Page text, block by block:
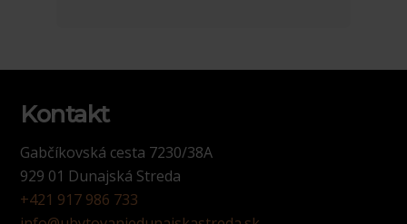
Kontakt
Gabčíkovská cesta 7230/38A
929 01 Dunajská Streda
+421 917 986 733